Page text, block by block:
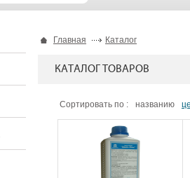
Главная Каталог
КАТАЛОГ ТОВАРОВ
Сортировать по : названию